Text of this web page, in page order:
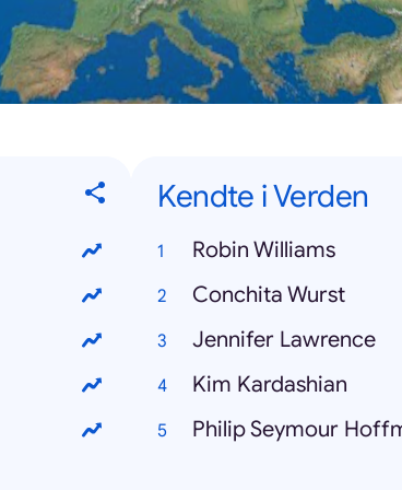
Kendte i Verden
Robin Williams
Conchita Wurst
Jennifer Lawrence
Kim Kardashian
Philip Seymour